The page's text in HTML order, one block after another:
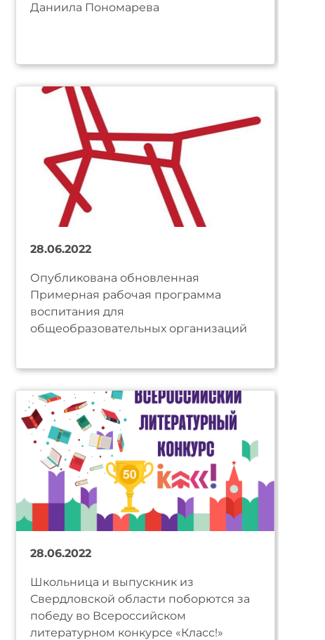
Даниила Пономарева
28.06.2022
Опубликована обновленная
Примерная рабочая программа
воспитания для
общеобразовательных организаций
28.06.2022
Школьница и выпускник из
Свердловской области поборются за
победу во Всероссийском
литературном конкурсе «Класс!»